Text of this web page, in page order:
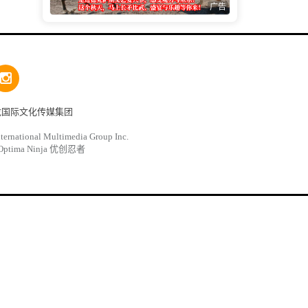
广告
际文化传媒集团
Multimedia Group Inc.
Ninja 优创忍者